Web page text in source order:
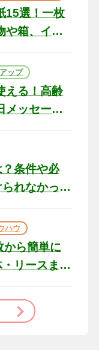
15選！一枚
や箱、イン
ップ
える！高齢
メッセージ
条件や必
れなかっ
ハウ
から簡単に
リースま